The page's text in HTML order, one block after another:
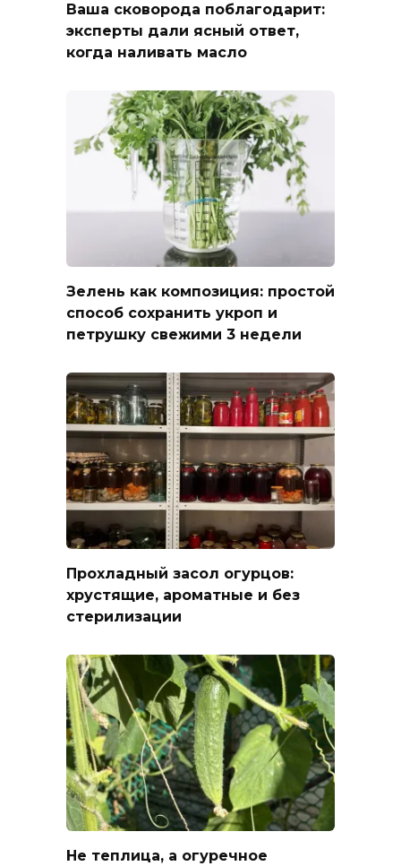
Ваша сковорода поблагодарит:
эксперты дали ясный ответ,
когда наливать масло
Зелень как композиция: простой
способ сохранить укроп и
петрушку свежими 3 недели
Прохладный засол огурцов:
хрустящие, ароматные и без
стерилизации
Не теплица, а огуречное